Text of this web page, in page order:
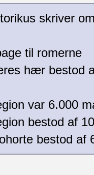
skriver
til romerne
hær bestod
var 6.000
bestod af
bestod af